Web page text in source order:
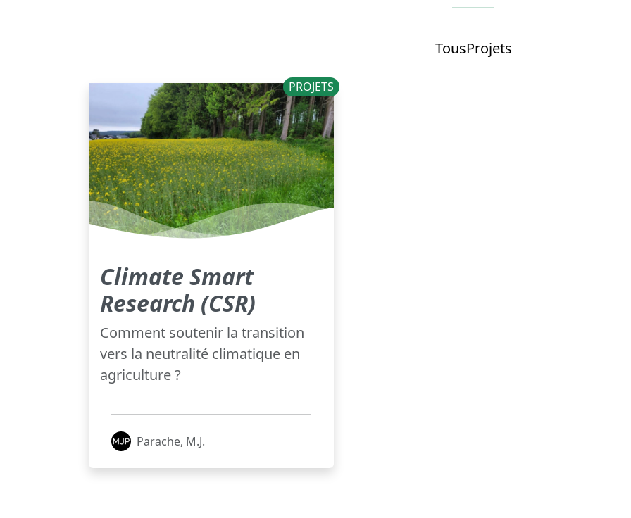
TousProjets
PROJETS
Climate Smart
Research (CSR)
Comment soutenir la transition
vers la neutralité climatique en
agriculture ?
Parache, M.J.